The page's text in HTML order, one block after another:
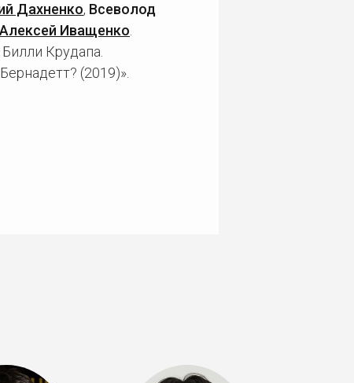
Дахненко, Всеволод
Алексей Иващенко
Крудапа.
(2019)».